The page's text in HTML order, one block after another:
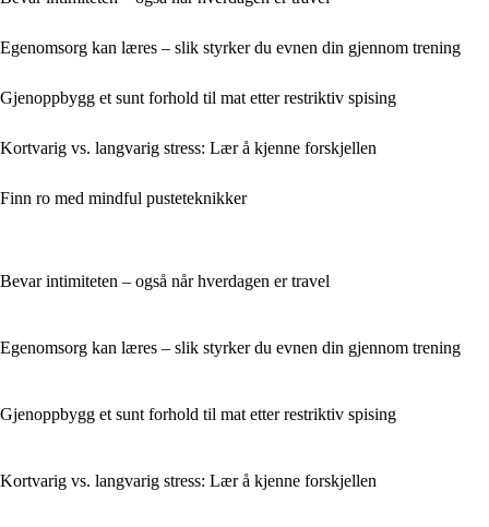
Egenomsorg kan læres – slik styrker du evnen din gjennom trening
Gjenoppbygg et sunt forhold til mat etter restriktiv spising
Kortvarig vs. langvarig stress: Lær å kjenne forskjellen
Finn ro med mindful pusteteknikker
Bevar intimiteten – også når hverdagen er travel
Egenomsorg kan læres – slik styrker du evnen din gjennom trening
Gjenoppbygg et sunt forhold til mat etter restriktiv spising
Kortvarig vs. langvarig stress: Lær å kjenne forskjellen